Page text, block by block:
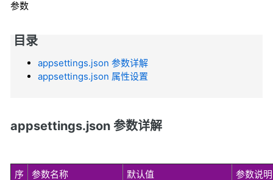
参数
目录
appsettings.json 参数详解
appsettings.json 属性设置
appsettings.json 参数详解
序 参数名称 默认值 参数说明